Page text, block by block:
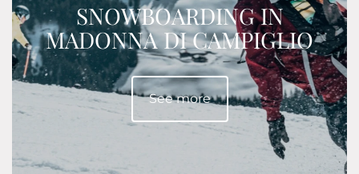
SNOWBOARDING IN
MADONNA DI CAMPIGLIO
See more